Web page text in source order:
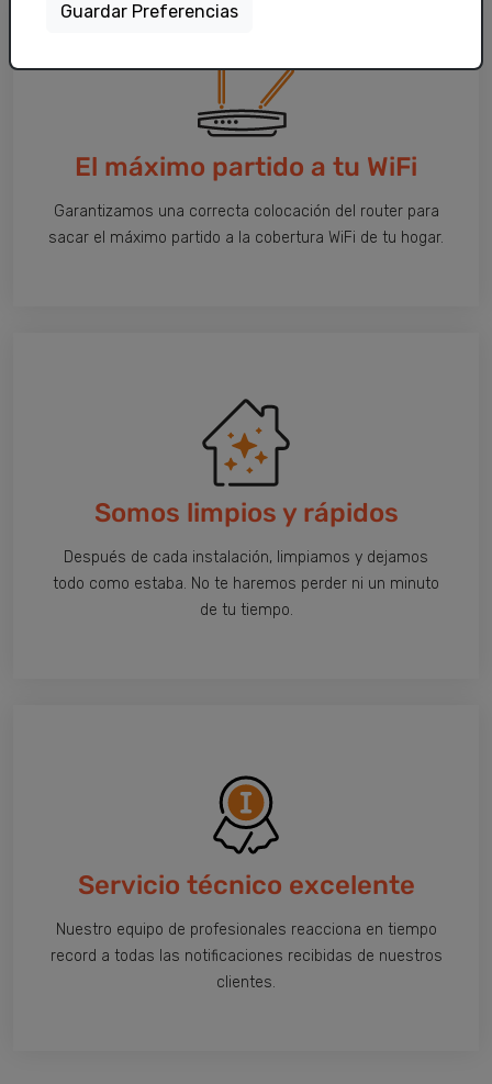
Guardar Preferencias
El máximo partido a tu WiFi
Garantizamos una correcta colocación del router para
sacar el máximo partido a la cobertura WiFi de tu hogar.
Somos limpios y rápidos
Después de cada instalación, limpiamos y dejamos
todo como estaba. No te haremos perder ni un minuto
de tu tiempo.
Servicio técnico excelente
Nuestro equipo de profesionales reacciona en tiempo
record a todas las notificaciones recibidas de nuestros
clientes.